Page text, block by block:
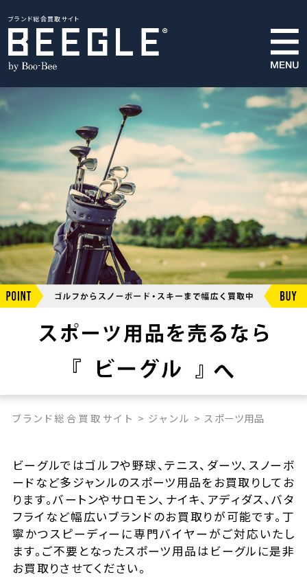
ブランド総合買取サイト
ブランド総合買取サイト > ジャンル >スポーツ用品
ビーグルではゴルフや野球、テニス、ダーツ、スノーボ
ードなど多ジャンルのスポーツ用品をお買取りしてお
ります。バートンやサロモン、ナイキ、アディダス、バタ
フライなど幅広いブランドのお買取りが可能です。丁
寧かつスピーディーに専門バイヤーがご対応いたし
ます。ご不要となったスポーツ用品はビーグルに是非
お買取りさせてください。